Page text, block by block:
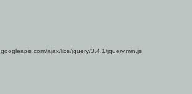
ajax/libs/jquery/3.4.1/jquery.min.js